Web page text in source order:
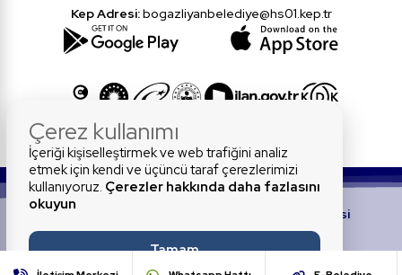
Kep Adresi:bogazliyanbelediye@hs01.kep.tr
© 2026 Tüm Hakları Saklıdır. Boğazlıyan Belediyesi
Çerez kullanımı
İçeriği kişiselleştirmek ve web trafiğini analiz
etmek için kendi ve üçüncü taraf çerezlerimizi
kullanıyoruz. Çerezler hakkında daha fazlasını
okuyun
Tamam